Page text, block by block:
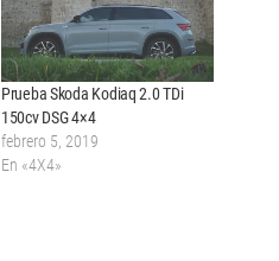
Prueba Skoda Kodiaq 2.0 TDi
150cv DSG 4×4
febrero 5, 2019
En «4X4»